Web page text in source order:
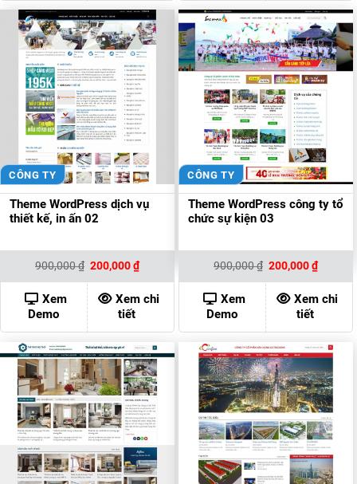
CÔNG TY
Theme WordPress dịch vụ
thiết kế, in ấn 02
900,000₫ Giá
là:
900,000 ₫.
200,000₫Giá
hiện
tại
là:
200,000 ₫.
Xem
Demo
Xem chi
tiết
CÔNG TY
Theme WordPress công ty tổ
chức sự kiện 03
900,000₫ Giá
là:
900,000 ₫.
200,000₫Giá
hiện
tại
là:
Xem
Demo
Xem chi
tiết